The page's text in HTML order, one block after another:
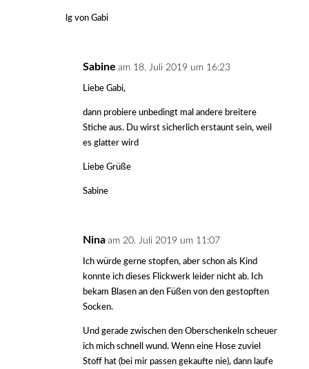
lg von Gabi
Sabine am 18. Juli 2019 um 16:23
Liebe Gabi,
dann probiere unbedingt mal andere breitere
Stiche aus. Du wirst sicherlich erstaunt sein, weil
es glatter wird
Liebe Grüße
Sabine
Nina am 20. Juli 2019 um 11:07
Ich würde gerne stopfen, aber schon als Kind
konnte ich dieses Flickwerk leider nicht ab. Ich
bekam Blasen an den Füßen von den gestopften
Socken.
Und gerade zwischen den Oberschenkeln scheuer
ich mich schnell wund. Wenn eine Hose zuviel
Stoff hat (bei mir passen gekaufte nie), dann laufe